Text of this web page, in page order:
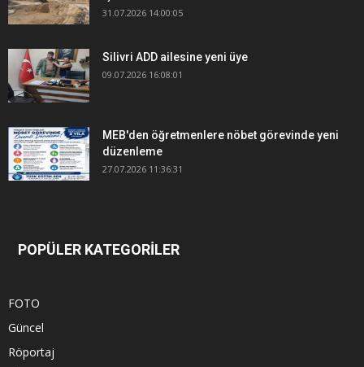
31.07.2026 14:00:05
Silivri ADD ailesine yeni üye
09.07.2026 16:08:01
MEB'den öğretmenlere nöbet görevinde yeni
düzenleme
27.07.2026 11:36:31
POPÜLER KATEGORİLER
FOTO
Güncel
Röportaj